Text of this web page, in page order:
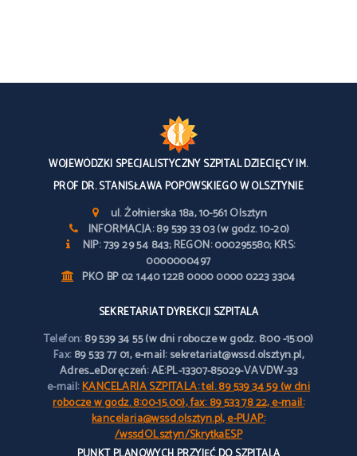
WOJEWÓDZKI SPECJALISTYCZNY SZPITAL DZIECIĘCY IM.
PROF DR. STANISŁAWA POPOWSKIEGO W OLSZTYNIE
ul. Żołnierska 18a, 10-561 Olsztyn
INFORMACJA: 89 539 33 03 (w godz. 10-20)
NIP: 739 29 54 843; REGON: 000295580; KRS:
0000000497
PKO BP 02 1440 1228 0000 0000 0223 3304
SEKRETARIAT DYREKCJI SZPITALA
Telefon:89 539 34 55 (w dni robocze w godz. 8:00 -15:00)
Fax:89 533 77 01, e-mail: sekretariat@wssd.olsztyn.pl,
Adres_eDoręczeń: AE:PL-13307-85029-VAVDW-33
e-mail:KANCELARIA SZPITALA: tel. 89 539 34 59 (w dni
robocze w godz. 8:00-15.00), fax: 89 533 78 22, e-mail:
kancelaria@wssd.olsztyn.pl, e-PUAP:
/wssdOLsztyn/SkrytkaESP